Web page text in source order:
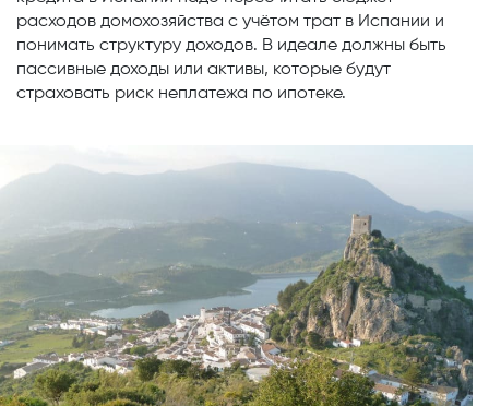
расходов домохозяйства с учётом трат в Испании и
понимать структуру доходов. В идеале должны быть
пассивные доходы или активы, которые будут
страховать риск неплатежа по ипотеке.